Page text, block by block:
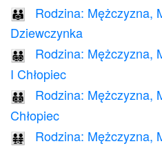
👨‍👨‍👧
Rodzina: Mężczyzna,
Dziewczynka
👨‍👨‍👧‍👦
Rodzina: Mężczyzna,
I Chłopiec
👨‍👨‍👦‍👦
Rodzina: Mężczyzna,
Chłopiec
👨‍👨‍👧‍👧
Rodzina: Mężczyzna,